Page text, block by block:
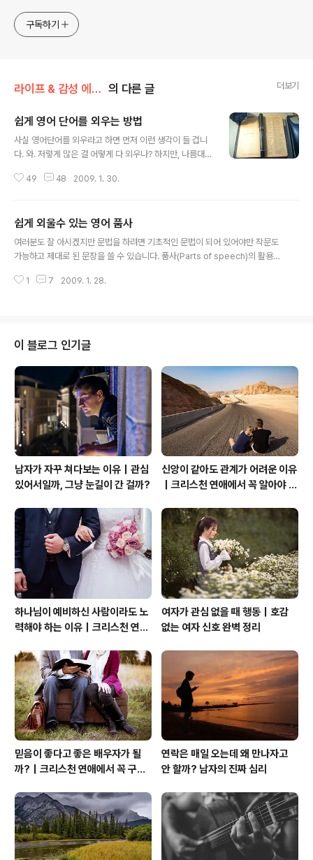
구독하기
라이프 & 감성 에세이/교육 & 육아 의 다른 글 더보기
쉽게 영어 단어를 외우는 방법
사실 영어단어를 외우라고 하면 먼저 이런 생각이 들 겁니
다. 와. 저렇게 많은 걸 어떻게 다 외우나? 하지만, 나름대로
황은 역전될 것입니다. 영어단어를 쉽게 외우려면 우리가
바르게 되어 있지 않기 때문입니다. 1. 게으름을 물리쳐라.
이 말은 필자에게 자주 사용되는 말입니다. 영어의 적이 바
로 게으름입니다. 영어 단어를 외우는 것도 귀찮아서 못 외
않는다면 외울 수 있는 단어는 없습니다. 무엇이든 노력을
49 48 2009. 1. 30.
쉽게 외울수 있는 영어 품사
여러분도 잘 아시겠지만 문법을 하려면 기초적인 문법이 되어 있어야만 작문도
가능하고 제대로 된 문장을 쓸 수 있습니다. 품사(Parts of speech)의 활용을
로 문장에 활용을 잘하시는 분이 영작도 잘 할 수 있습니다. 8품사를 외운다는
용사) Noun(명사) Interjection(감탄사) Conjunction(접속사) Panic Verb
(동사) Adverb(부사) Prepositi..
1 7 2009. 1. 28.
이 블로그 인기글
남자가 자꾸 쳐다보는 이유｜관심
있어서일까, 그냥 눈길이 간 걸까?
신앙이 같아도 관계가 어려운 이유
｜크리스천 연애에서 꼭 알아야 할
하나님이 예비하신 사람이라도 노
력해야 하는 이유｜크리스천 연애
여자가 관심 없을 때 행동｜호감
없는 여자 신호 완벽 정리
믿음이 좋다고 좋은 배우자가 될
까?｜크리스천 연애에서 꼭 구별
연락은 매일 오는데 왜 만나자고
안 할까? 남자의 진짜 심리